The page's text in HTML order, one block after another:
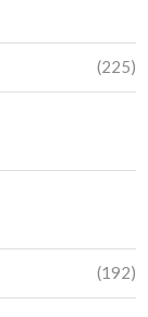
(225)
(192)